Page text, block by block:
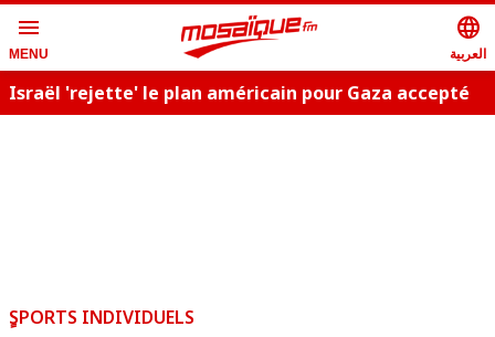
menu
MENU
language
العربية
Israël 'rejette' le plan américain pour Gaza accepté
ٍSPORTS INDIVIDUELS